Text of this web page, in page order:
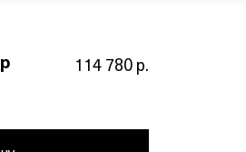
114 780 р.